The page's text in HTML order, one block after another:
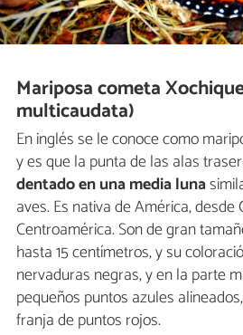
Mariposa cometa
multicaudata)
En inglés se le conoce como
y es que la punta de las alas
dentado en una media luna
aves. Es nativa de América, desde
Centroamérica. Son de gran
hasta 15 centímetros, y su
nervaduras negras, y en la parte
pequeños puntos azules
franja de puntos rojos.